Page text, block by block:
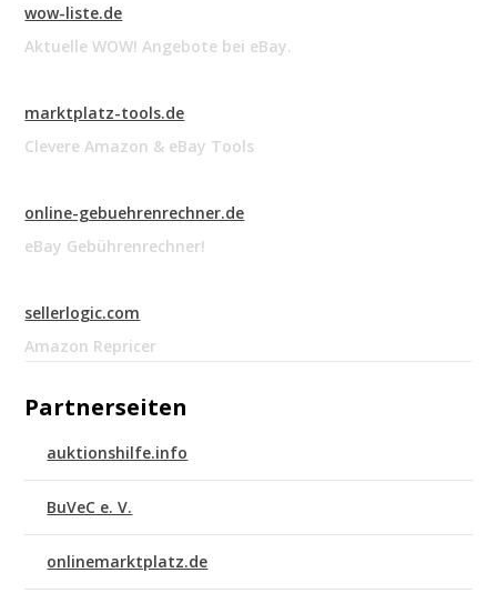
wow-liste.de
Aktuelle WOW! Angebote bei eBay.
marktplatz-tools.de
Clevere Amazon & eBay Tools
online-gebuehrenrechner.de
eBay Gebührenrechner!
sellerlogic.com
Amazon Repricer
Partnerseiten
auktionshilfe.info
BuVeC e. V.
onlinemarktplatz.de